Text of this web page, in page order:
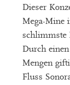
Dieser
Mega-Mine
schlimmste
Durch
Mengen
Fluss